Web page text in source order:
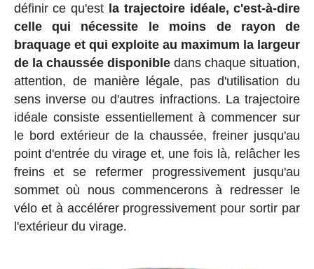
définir ce qu'est la trajectoire idéale, c'est-à-dire
celle qui nécessite le moins de rayon de
braquage et qui exploite au maximum la largeur
de la chaussée disponibledans chaque situation,
attention, de manière légale, pas d'utilisation du
sens inverse ou d'autres infractions. La trajectoire
idéale consiste essentiellement à commencer sur
le bord extérieur de la chaussée, freiner jusqu'au
point d'entrée du virage et, une fois là, relâcher les
freins et se refermer progressivement jusqu'au
sommet où nous commencerons à redresser le
vélo et à accélérer progressivement pour sortir par
l'extérieur du virage.